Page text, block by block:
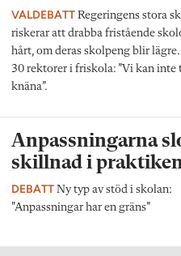
VALDEBATT Regeringens stora
riskerar att drabba fristående
hårt, om deras skolpeng blir
30 rektorer i friskola: ”Vi kan inte
knäna”.
Anpassningarna
skillnad i
DEBATT Ny typ av stöd i skolan:
"Anpassningar har en gräns”